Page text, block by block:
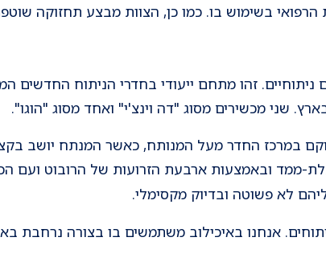
הרפואי בשימוש בו. כמו כן, הצוות מבצע תחזוקה
זהו מתחם ייעודי בחדרי הניתוח החדשים
שני מכשירים מסוג "דה וינצ'י" ואחד מסוג "הוגו".
במרכז החדר מעל המנותח, כאשר המנתח יושב
ממד ובאמצעות ארבעת הזרועות של הרובוט ועם
לא פשוטה ובדיוק מקסימלי.
אנחנו באיכילוב משתמשים בו בצורה נרחבת